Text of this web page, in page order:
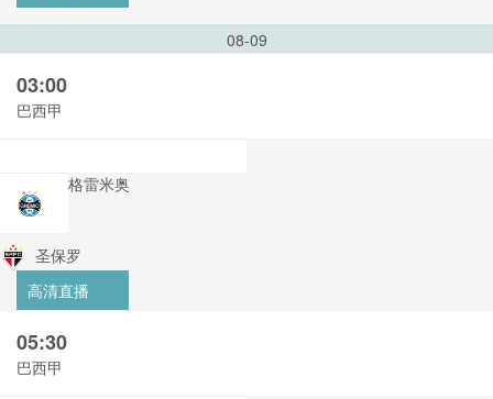
08-09
03:00
巴西甲
格雷米奥
圣保罗
高清直播
05:30
巴西甲